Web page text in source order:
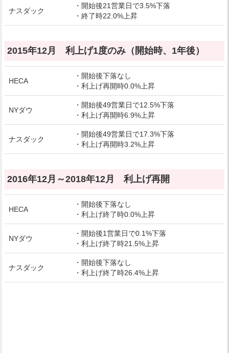
ナスダック
・開始後21営業日で3.5%下落
・終了時22.0%上昇
2015年12月 利上げ1度のみ（開始時、1年後）
HECA
・開始後下落なし
・利上げ再開時0.0%上昇
NYダウ
・開始後49営業日で12.5%下落
・利上げ再開時6.9%上昇
ナスダック
・開始後49営業日で17.3%下落
・利上げ再開時3.2%上昇
2016年12月～2018年12月 利上げ再開
HECA
・開始後下落なし
・利上げ終了時0.0%上昇
NYダウ
・開始後1営業日で0.1%下落
・利上げ終了時21.5%上昇
ナスダック
・開始後下落なし
・利上げ終了時26.4%上昇